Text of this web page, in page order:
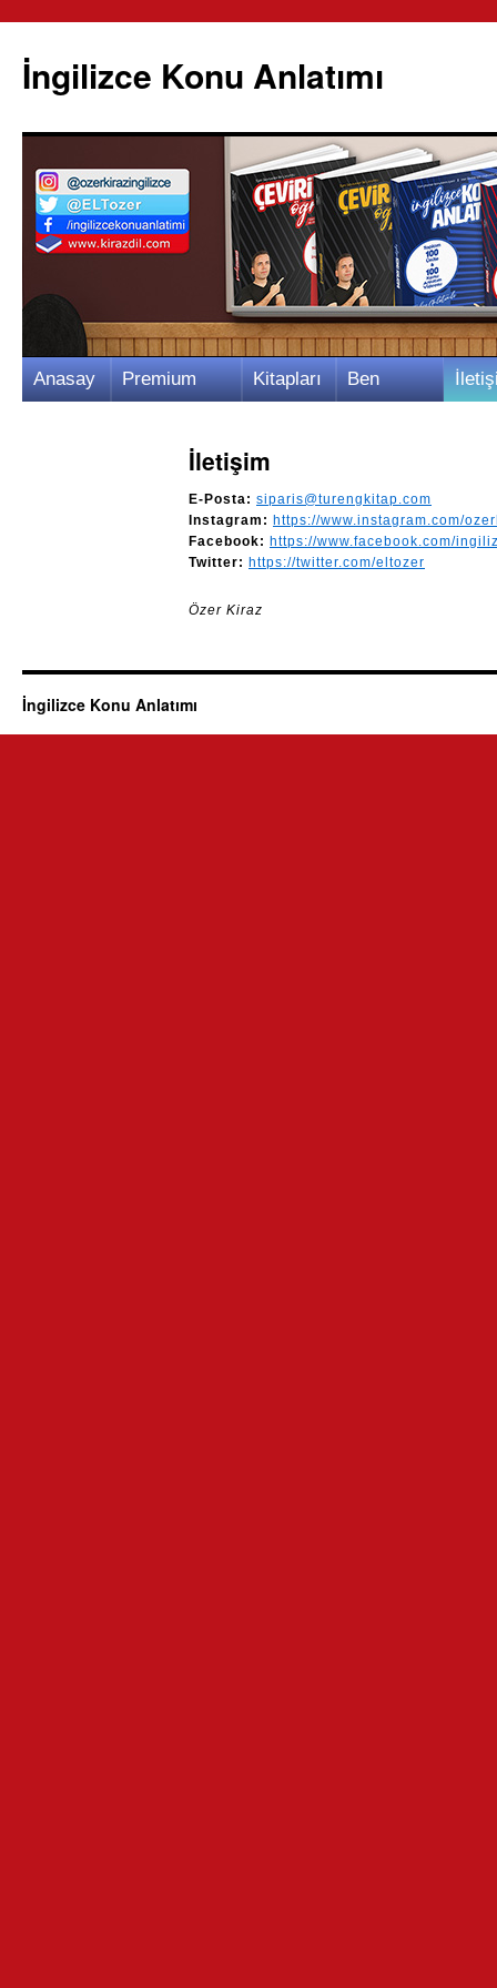
İngilizce Konu Anlatımı
İçeriğe
Anasay Premium Kitapları Ben
İletişim
E-Posta: siparis@turengkitap.com
Instagram: https://www.instagram.com/
Facebook: https://www.facebook.com/
Twitter: https://twitter.com/eltozer
Özer Kiraz
İngilizce Konu Anlatımı